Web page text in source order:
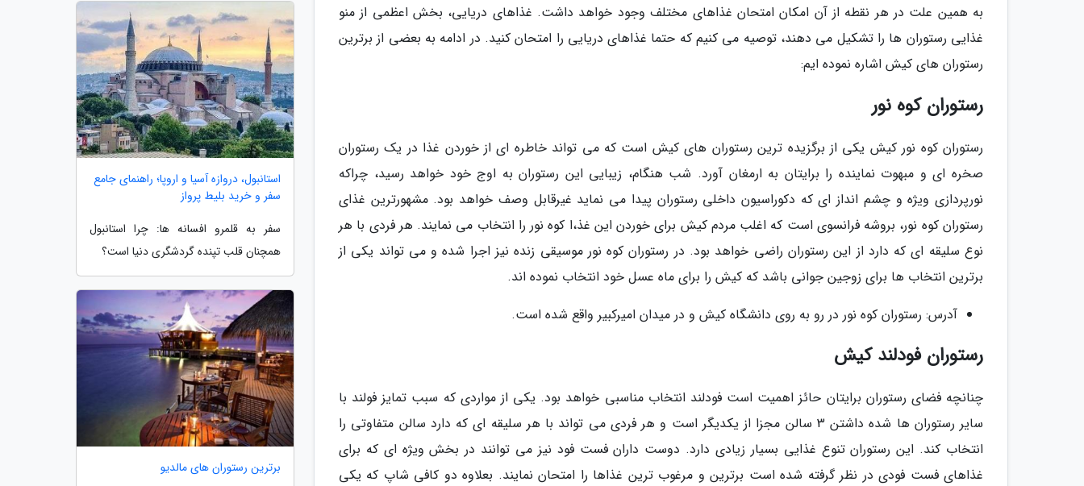
به همین علت در هر نقطه از آن امکان امتحان غذاهای مختلف وجود خواهد داشت. غذاهای دریایی، بخش اعظمی از منو
غذایی رستوران ها را تشکیل می دهند، توصیه می کنیم که حتما غذاهای دریایی را امتحان کنید. در ادامه به بعضی از برترین
رستوران های کیش اشاره نموده ایم:
رستوران کوه نور
رستوران کوه نور کیش یکی از برگزیده ترین رستوران های کیش است که می تواند خاطره ای از خوردن غذا در یک رستوران
صخره ای و مبهوت نماینده را برایتان به ارمغان آورد. شب هنگام، زیبایی این رستوران به اوج خود خواهد رسید، چراکه
نورپردازی ویژه و چشم انداز ای که دکوراسیون داخلی رستوران پیدا می نماید غیرقابل وصف خواهد بود. مشهورترین غذای
رستوران کوه نور، بروشه فرانسوی است که اغلب مردم کیش برای خوردن این غذ،ا کوه نور را انتخاب می نمایند. هر فردی با هر
نوع سلیقه ای که دارد از این رستوران راضی خواهد بود. در رستوران کوه نور موسیقی زنده نیز اجرا شده و می تواند یکی از
برترین انتخاب ها برای زوجین جوانی باشد که کیش را برای ماه عسل خود انتخاب نموده اند.
آدرس: رستوران کوه نور در رو به روی دانشگاه کیش و در میدان امیرکبیر واقع شده است.
رستوران فودلند کیش
چنانچه فضای رستوران برایتان حائز اهمیت است فودلند انتخاب مناسبی خواهد بود. یکی از مواردی که سبب تمایز فولند با
سایر رستوران ها شده داشتن 3 سالن مجزا از یکدیگر است و هر فردی می تواند با هر سلیقه ای که دارد سالن متفاوتی را
انتخاب کند. این رستوران تنوع غذایی بسیار زیادی دارد. دوست داران فست فود نیز می توانند در بخش ویژه ای که برای
غذاهای فست فودی در نظر گرفته شده است برترین و مرغوب ترین غذاها را امتحان نمایند. بعلاوه دو کافی شاپ که یکی
استانبول، دروازه آسیا و اروپا؛ راهنمای جامع
سفر و خرید بلیط پرواز
سفر به قلمرو افسانه ها: چرا استانبول
همچنان قلب تپنده گردشگری دنیا است؟
برترین رستوران های مالدیو